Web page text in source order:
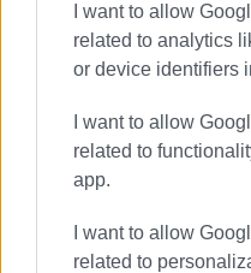
I want to allow
related to analytics
or device identifiers
I want to allow
related to
app.
I want to allow
related to